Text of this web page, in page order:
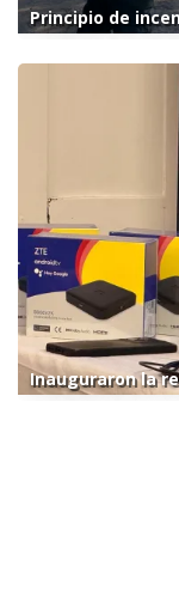
Principio de
Inauguraron la